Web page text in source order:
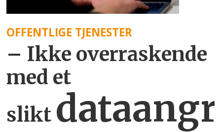
OFFENTLIGE TJENESTER
– Ikke overraskende
med et
slikt